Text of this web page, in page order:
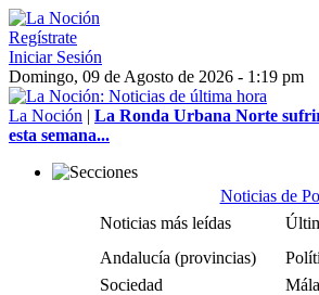
Regístrate
Iniciar Sesión
Domingo, 09 de Agosto de 2026 - 1:19 pm
La Noción | La Ronda Urbana Norte
esta semana...
Noticias de
Noticias más leídas
Andalucía (provincias)
Sociedad